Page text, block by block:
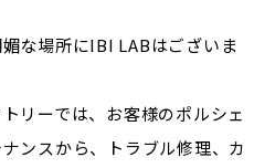
な場所にIBI LABはございま
リーでは、お客様のポルシェ
ンスから、トラブル修理、カ